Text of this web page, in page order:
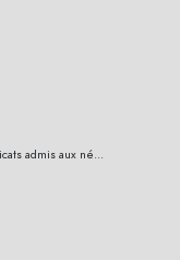
admis aux né...